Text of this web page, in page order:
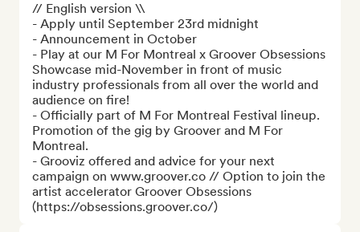
// English version \\
- Apply until September 23rd midnight
- Announcement in October
- Play at our M For Montreal x Groover Obsessions
Showcase mid-November in front of music
industry professionals from all over the world and
audience on fire!
- Officially part of M For Montreal Festival lineup.
Promotion of the gig by Groover and M For
Montreal.
- Grooviz offered and advice for your next
campaign on www.groover.co // Option to join the
artist accelerator Groover Obsessions
(https://obsessions.groover.co/)